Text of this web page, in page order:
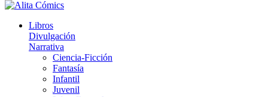
Libros
Divulgación
Narrativa
Ciencia-Ficción
Fantasía
Infantil
Juvenil